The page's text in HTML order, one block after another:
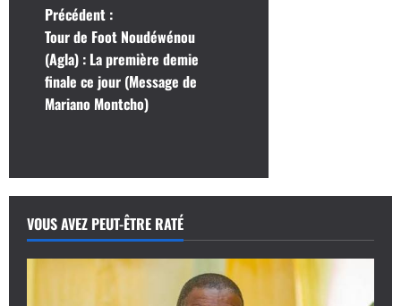
N
a
v
g
a
t
Précédent :
Tour de Foot Noudéwénou
(Agla) : La première demie
finale ce jour (Message de
Mariano Montcho)
VOUS AVEZ PEUT-ÊTRE RATÉ